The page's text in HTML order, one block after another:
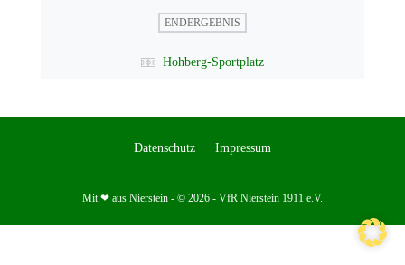
ENDERGEBNIS
Hohberg-Sportplatz
Datenschutz Impressum
Mit ❤ aus Nierstein - © 2026 - VfR Nierstein 1911 e.V.